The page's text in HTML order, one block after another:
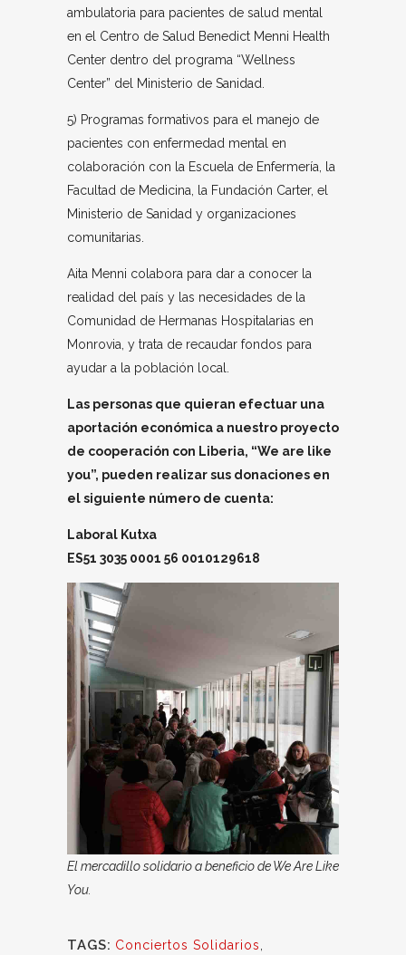
ambulatoria para pacientes de salud mental
en el Centro de Salud Benedict Menni Health
Center dentro del programa “Wellness
Center” del Ministerio de Sanidad.
5) Programas formativos para el manejo de
pacientes con enfermedad mental en
colaboración con la Escuela de Enfermería, la
Facultad de Medicina, la Fundación Carter, el
Ministerio de Sanidad y organizaciones
comunitarias.
Aita Menni colabora para dar a conocer la
realidad del país y las necesidades de la
Comunidad de Hermanas Hospitalarias en
Monrovia, y trata de recaudar fondos para
ayudar a la población local.
Las personas que quieran efectuar una
aportación económica a nuestro proyecto
de cooperación con Liberia, “We are like
you”, pueden realizar sus donaciones en
el siguiente número de cuenta:
Laboral Kutxa
ES51 3035 0001 56 0010129618
El mercadillo solidario a beneficio de We Are Like
You.
TAGS: Conciertos Solidarios